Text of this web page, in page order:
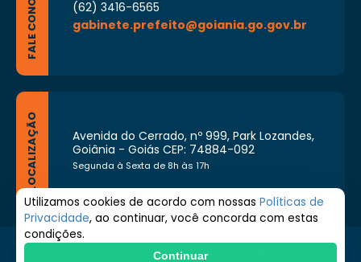
(62) 3416-6565
gabinete.prefeito@goiania.go.gov.br
LOCALIZAÇÃO
Avenida do Cerrado, nº 999, Park Lozandes,
Goiânia - Goiás CEP: 74884-092
Segunda à Sexta de 8h às 17h
© 2026 Prefeitura de Goiânia. Todos os direitos
Utilizamos cookies de acordo com nossas Políticas de
Privacidade, ao continuar, você concorda com estas
condições.
Continuar